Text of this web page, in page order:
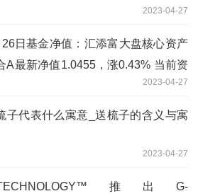
2023-04-27
日基金净值：汇添富大盘核心资产
A最新净值1.0455，涨0.43% 当前资
2023-04-27
子代表什么寓意_送梳子的含义与寓
2023-04-27
TECHNOLOGY™推出G-